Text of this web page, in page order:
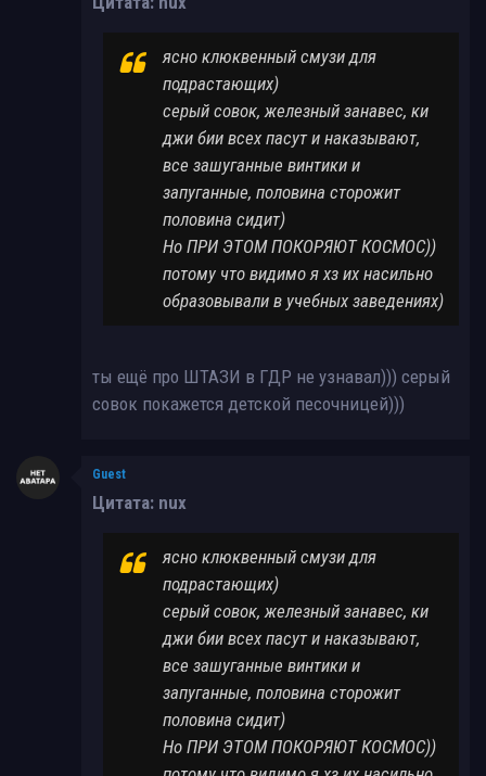
ясно клюквенный смузи для
подрастающих)
серый совок, железный занавес, ки
джи бии всех пасут и наказывают,
все зашуганные винтики и
запуганные, половина сторожит
половина сидит)
Но ПРИ ЭТОМ ПОКОРЯЮТ КОСМОС))
потому что видимо я хз их насильно
образовывали в учебных заведениях)
ты ещё про ШТАЗИ в ГДР не узнавал))) серый
совок покажется детской песочницей)))
Guest
Цитата: nux
ясно клюквенный смузи для
подрастающих)
серый совок, железный занавес, ки
джи бии всех пасут и наказывают,
все зашуганные винтики и
запуганные, половина сторожит
половина сидит)
Но ПРИ ЭТОМ ПОКОРЯЮТ КОСМОС))